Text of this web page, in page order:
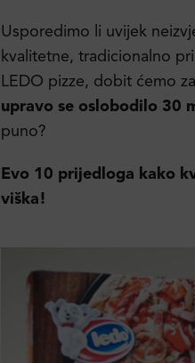
Usporedimo li uvijek
kvalitetne, tradicionalno
LEDO pizze, dobit ćemo
upravo se oslobodilo 30
puno?
Evo 10 prijedloga kako
viška!